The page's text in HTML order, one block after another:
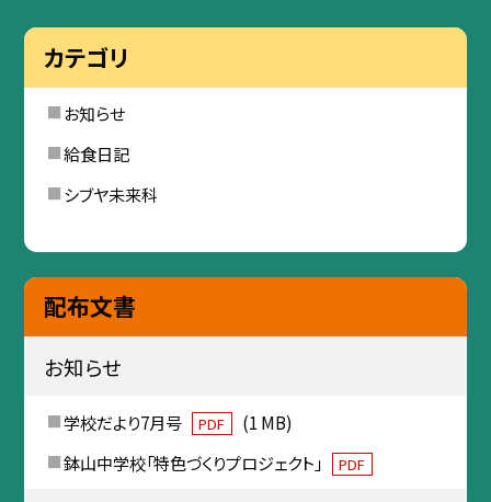
カテゴリ
お知らせ
給食日記
シブヤ未来科
配布文書
お知らせ
学校だより7月号 PDF
(1 MB)
鉢山中学校「特色づくりプロジェクト」
PDF